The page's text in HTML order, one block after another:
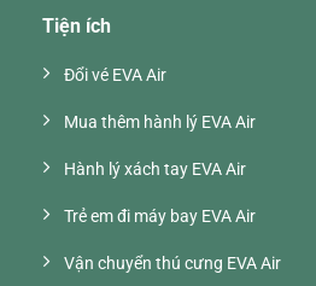
Tiện ích
Đổi vé EVA Air
Mua thêm hành lý EVA Air
Hành lý xách tay EVA Air
Trẻ em đi máy bay EVA Air
Vận chuyển thú cưng EVA Air